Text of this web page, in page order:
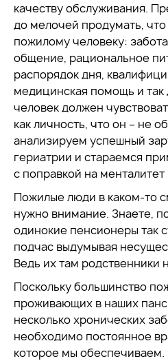
качеству обслуживания.
до мелочей продумать,
пожилому человеку:
общение, рациональное
распорядок дня,
медицинская помощь и так
человек должен
как личность, что он – не
анализируем успешный
гериатрии и стараемся
с поправкой на
Пожилые люди в каком-то
нужно внимание. Знаете,
одинокие пенсионеры так
подчас выдумывая
Ведь их там родственники
Поскольку большинство
проживающих в наших
несколько хронических
необходимо постоянное
которое мы